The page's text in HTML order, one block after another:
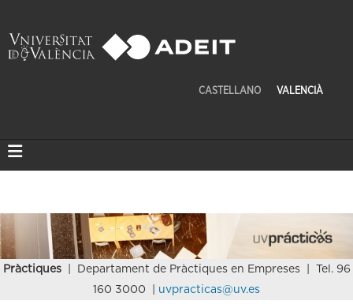
CASTELLANO VALENCIÀ
Pràctiques
| Departament de Pràctiques en Empreses | Tel. 96
160 3000 | uvpracticas@uv.es